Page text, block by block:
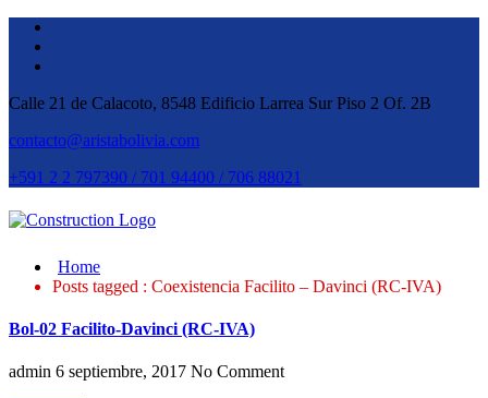
Calle 21 de Calacoto, 8548 Edificio Larrea Sur Piso 2 Of. 2B
contacto@aristabolivia.com
+591 2 2 797390 / 701 94400 / 706 88021
Home
Posts tagged : Coexistencia Facilito – Davinci (RC-IVA)
Bol-02 Facilito-Davinci (RC-IVA)
admin 6 septiembre, 2017 No Comment